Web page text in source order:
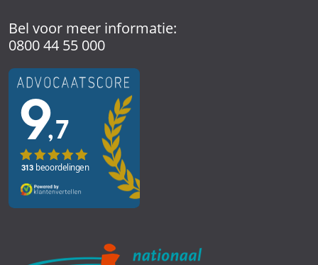
Bel voor meer informatie:
0800 44 55 000